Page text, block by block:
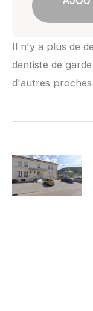
Il n'y a plus de
dentiste de
d'autres proches